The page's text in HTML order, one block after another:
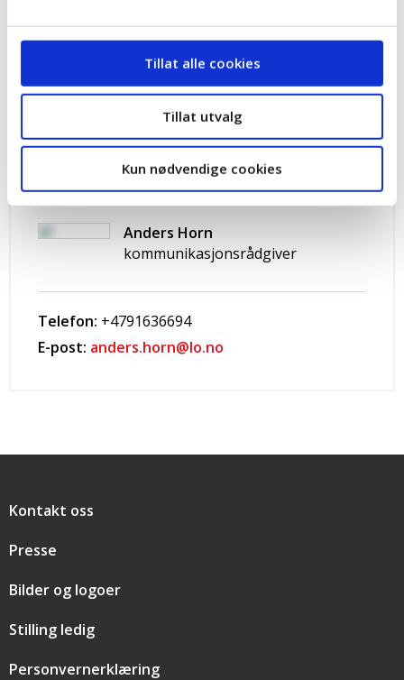
Tillat alle cookies
Tillat utvalg
Kun nødvendige cookies
sykehjem enn å investere i en solcellefabrikk, ifølge LO-
leder Peggy Hessen Følsvik.
Anders Horn
kommunikasjonsrådgiver
Telefon: +4791636694
E-post: anders.horn@lo.no
Snarveier
Kontakt oss
Presse
Bilder og logoer
Stilling ledig
Personvernerklæring